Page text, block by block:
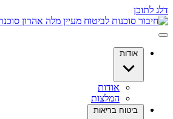
דלג לתוכן
אודות
אודות
המלצות
ביטוח בריאות